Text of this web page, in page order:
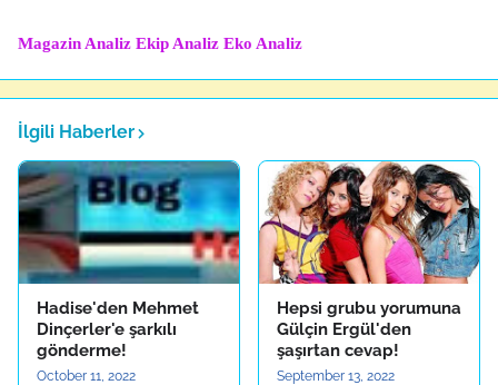
Magazin Analiz Ekip Analiz Eko Analiz
İlgili Haberler
Hadise'den Mehmet
Dinçerler'e şarkılı
gönderme!
October 11, 2022
Hepsi grubu yorumuna
Gülçin Ergül'den
şaşırtan cevap!
September 13, 2022